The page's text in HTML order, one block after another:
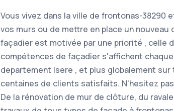
Vous vivez dans la ville de frontonas-
vos murs ou de mettre en place un nouveau
façadier est motivée par une priorité , celle
compétences de façadier s'affichent
departement Isere , et plus globalement
centaines de clients satisfaits. N'hesitez
De la rénovation de mur de clôture, du